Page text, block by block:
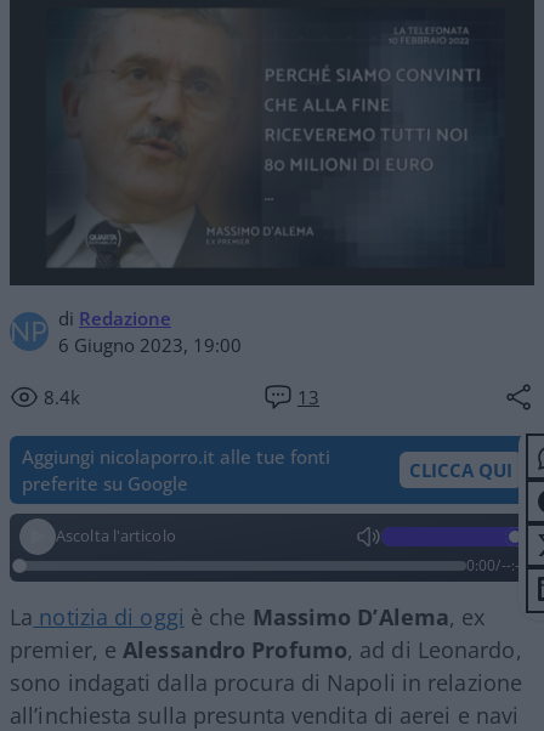
di Redazione
6 Giugno 2023, 19:00
8.4k 13
Aggiungi nicolaporro.it alle tue fonti
preferite su Google
CLICCA QUI
Ascolta l'articolo
0:00/--:--
La notizia di oggi è che Massimo D’Alema, ex
premier, eAlessandro Profumo, ad di Leonardo,
sono indagati dalla procura di Napoli in relazione
all’inchiesta sulla presunta vendita di aerei e navi